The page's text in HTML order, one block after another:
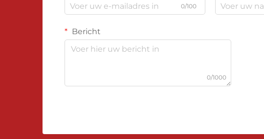
0/100
Bericht
0/1000